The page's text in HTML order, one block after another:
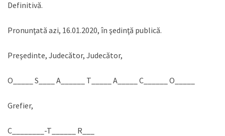
Definitivă.
Pronunţată azi, 16.01.2020, în şedinţă publică.
Preşedinte, Judecător, Judecător,
O_____ S____ A______ T_____ A_____ C______ O_____
Grefier,
C________-T______ R___